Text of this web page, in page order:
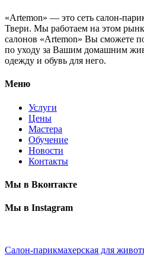
«Artemon» — это сеть салон-
Твери. Мы работаем на этом
салонов «Artemon» Вы сможете
по уходу за Вашим домашним
одежду и обувь для него.
Меню
Услуги
Цены
Мастера
Обучение
Новости
Контакты
Мы в Вконтакте
Мы в Instagram
Салон-парикмахерская для